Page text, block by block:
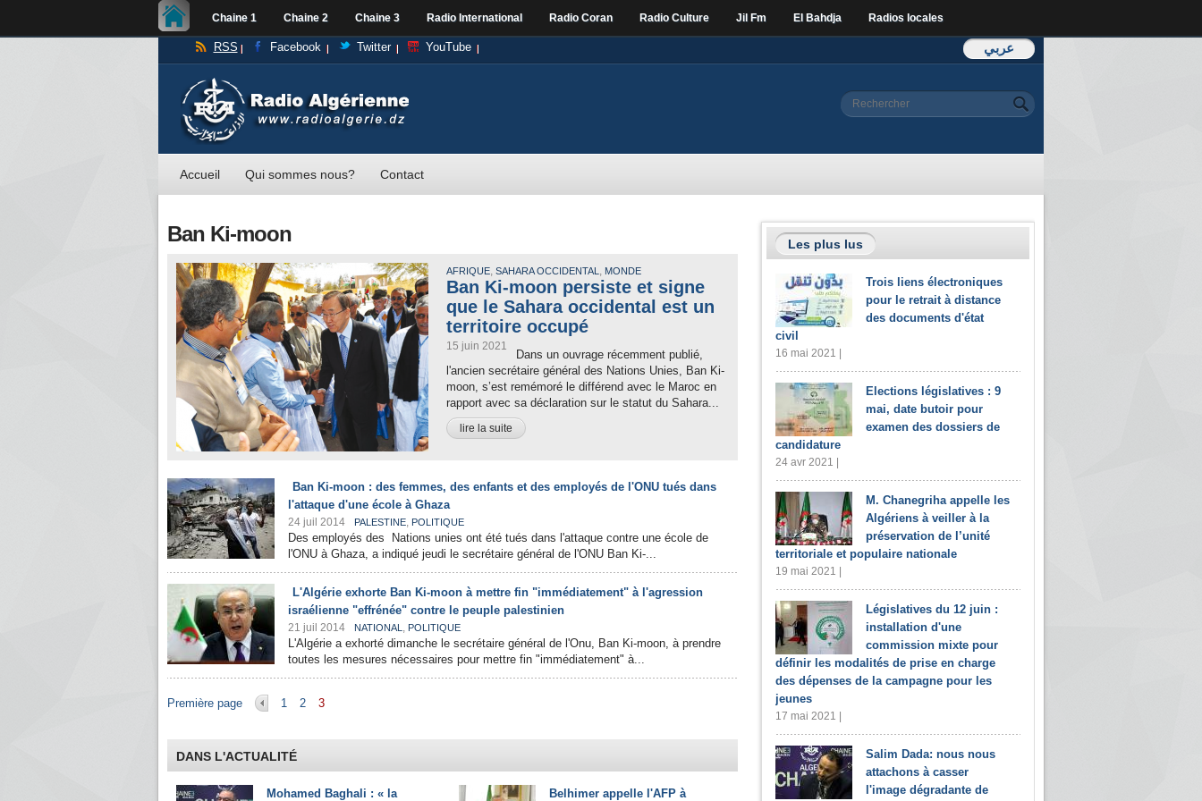
Chaine 1 Chaine 2 Chaine 3 Radio International Radio Coran Radio Culture Jil Fm El Bahdja Radios locales
عربي RSS Facebook Twitter YouTube
Formulaire de
Rechercher
Accueil Qui sommes nous? Contact
Ban Ki-moon
AFRIQUE, SAHARA OCCIDENTAL , MONDE
Ban Ki-moon persiste et signe
que le Sahara occidental est un
territoire occupé
15 juin 2021
Dans un ouvrage récemment publié,
l'ancien secrétaire général des Nations Unies, Ban Ki-
moon, s’est remémoré le différend avec le Maroc en
rapport avec sa déclaration sur le statut du Sahara...
lire la suite
Ban Ki-moon : des femmes, des enfants et des employés de l'ONU tués dans
l'attaque d'une école à Ghaza
24 juil 2014 PALESTINE, POLITIQUE
Des employés des Nations unies ont été tués dans l'attaque contre une école de
l'ONU à Ghaza, a indiqué jeudi le secrétaire général de l'ONU Ban Ki-...
L'Algérie exhorte Ban Ki-moon à mettre fin "immédiatement" à l'agression
israélienne "effrénée" contre le peuple palestinien
21 juil 2014 NATIONAL , POLITIQUE
L'Algérie a exhorté dimanche le secrétaire général de l'Onu, Ban Ki-moon, à prendre
toutes les mesures nécessaires pour mettre fin "immédiatement" à...
Pages
Première page 1 2 3
DANS L'ACTUALITÉ
Mohamed Baghali : « la Belhimer appelle l'AFP à
Les plus lus
Trois liens électroniques
pour le retrait à distance
des documents d'état
civil
16 mai 2021 |
Elections législatives : 9
mai, date butoir pour
examen des dossiers de
candidature
24 avr 2021 |
M. Chanegriha appelle les
Algériens à veiller à la
préservation de l’unité
territoriale et populaire nationale
19 mai 2021 |
Législatives du 12 juin :
installation d'une
commission mixte pour
définir les modalités de prise en charge
des dépenses de la campagne pour les
jeunes
17 mai 2021 |
Salim Dada: nous nous
attachons à casser
l'image dégradante de